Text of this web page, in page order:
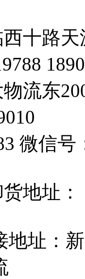
十路
流东
微信号
地址：
地址：